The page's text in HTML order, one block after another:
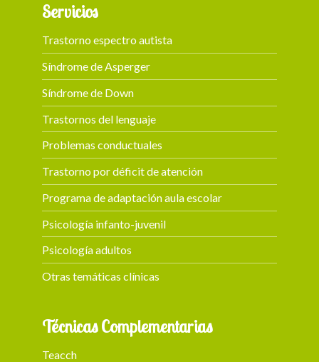
Servicios
Trastorno espectro autista
Síndrome de Asperger
Síndrome de Down
Trastornos del lenguaje
Problemas conductuales
Trastorno por déficit de atención
Programa de adaptación aula escolar
Psicología infanto-juvenil
Psicología adultos
Otras temáticas clínicas
Técnicas Complementarias
Teacch